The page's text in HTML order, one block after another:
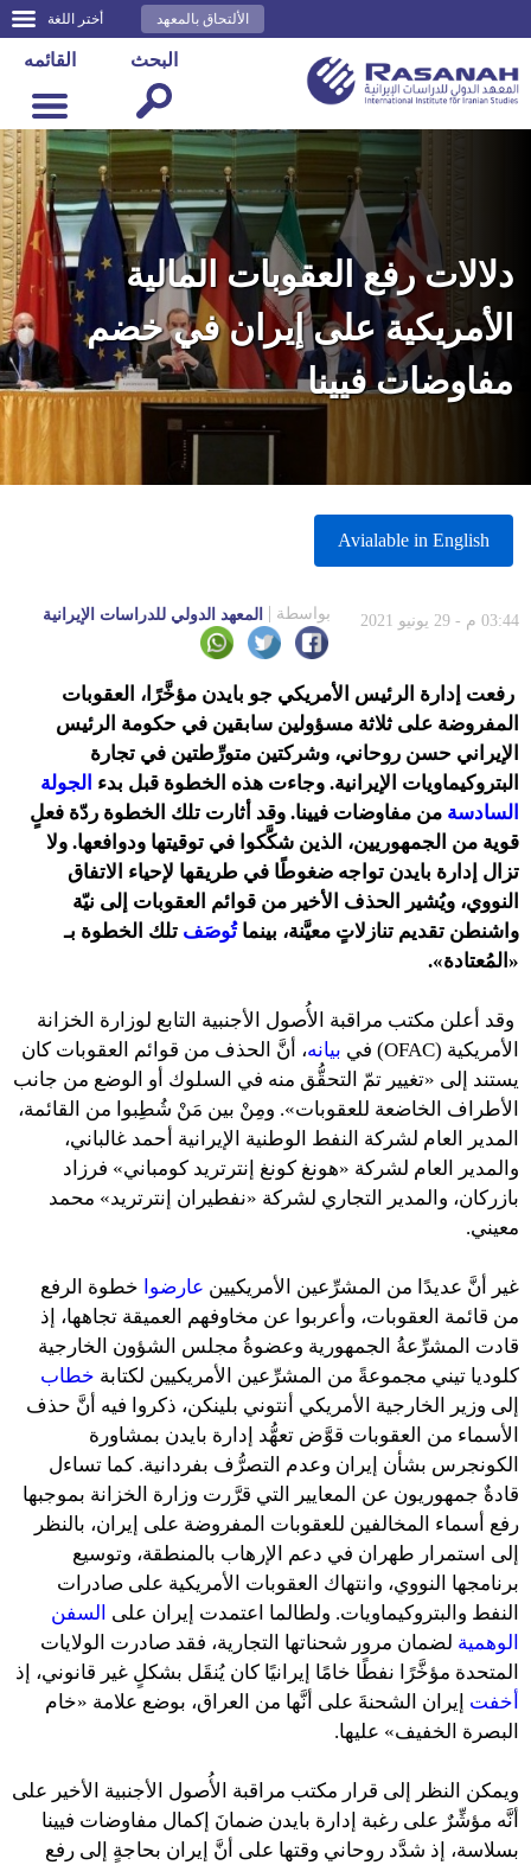
أختر اللغة الألتحاق بالمعهد
القائمه البحث
دلالات رفع العقوبات المالية
الأمريكية على إيران في خضم
مفاوضات فيينا
Avialable in English
03:44 م - 29 يونيو 2021 بواسطة المعهد الدولي للدراسات الإيرانية
رفعت إدارة الرئيس الأمريكي جو بايدن مؤخَّرًا، العقوبات
المفروضة على ثلاثة مسؤولين سابقين في حكومة الرئيس
الإيراني حسن روحاني، وشركتين متورِّطتين في تجارة
البتروكيماويات الإيرانية. وجاءت هذه الخطوة قبل بدء الجولة
السادسة من مفاوضات فيينا. وقد أثارت تلك الخطوة ردّة فعلٍ
قوية من الجمهوريين، الذين شكَّكوا في توقيتها ودوافعها. ولا
تزال إدارة بايدن تواجه ضغوطًا في طريقها لإحياء الاتفاق
النووي، ويُشير الحذف الأخير من قوائم العقوبات إلى نيّة
واشنطن تقديم تنازلاتٍ معيَّنة، بينماتُوصَف تلك الخطوة بـ
«المُعتادة».
وقد أعلن مكتب مراقبة الأُصول الأجنبية التابع لوزارة الخزانة
الأمريكية (OFAC) في
بيانه، أنَّ الحذف من قوائم العقوبات كان
يستند إلى «تغيير تمّ التحقُّق منه في السلوك أو الوضع من جانب
الأطراف الخاضعة للعقوبات». ومِنْ بين مَنْ شُطِبوا من القائمة،
المدير العام لشركة النفط الوطنية الإيرانية أحمد غالباني،
والمدير العام لشركة «هونغ كونغ إنترتريد كومباني» فرزاد
بازركان، والمدير التجاري لشركة «نفطيران إنترتريد» محمد
معيني.
غير أنَّ عديدًا من المشرِّعين الأمريكيين عارضوا خطوة الرفع
من قائمة العقوبات، وأعربوا عن مخاوفهم العميقة تجاهها، إذ
قادت المشرِّعةُ الجمهورية وعضوةُ مجلس الشؤون الخارجية
كلوديا تيني مجموعةً من المشرِّعين الأمريكيين لكتابة خطاب
إلى وزير الخارجية الأمريكي أنتوني بلينكن، ذكروا فيه أنَّ حذف
الأسماء من العقوبات قوَّض تعهُّد إدارة بايدن بمشاورة
الكونجرس بشأن إيران وعدم التصرُّف بفردانية. كما تساءل
قادةٌ جمهوريون عن المعايير التي قرَّرت وزارة الخزانة بموجبها
رفع أسماء المخالفين للعقوبات المفروضة على إيران، بالنظر
إلى استمرار طهران في دعم الإرهاب بالمنطقة، وتوسيع
برنامجها النووي، وانتهاك العقوبات الأمريكية على صادرات
النفط والبتروكيماويات. ولطالما اعتمدت إيران على السفن
الوهمية لضمان مرور شحناتها التجارية، فقد صادرت الولايات
المتحدة مؤخَّرًا نفطًا خامًا إيرانيًا كان يُنقَل بشكلٍ غير قانوني، إذ
أخفت إيران الشحنةَ على أنَّها من العراق، بوضع علامة «خام
البصرة الخفيف» عليها.
ويمكن النظر إلى قرار مكتب مراقبة الأُصول الأجنبية الأخير على
أنَّه مؤشِّرٌ على رغبة إدارة بايدن ضمانَ إكمال مفاوضات فيينا
بسلاسة، إذ شدَّد روحاني وقتها على أنَّ إيران بحاجةٍ إلى رفع